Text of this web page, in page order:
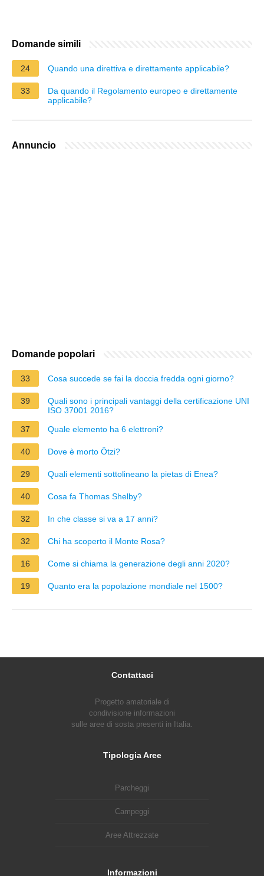
Domande simili
24 Quando una direttiva e direttamente applicabile?
33
Da quando il Regolamento europeo e direttamente
applicabile?
Annuncio
Domande popolari
33 Cosa succede se fai la doccia fredda ogni giorno?
39
Quali sono i principali vantaggi della certificazione UNI
ISO 37001 2016?
37
Quale elemento ha 6 elettroni?
40 Dove è morto Ötzi?
29 Quali elementi sottolineano la pietas di Enea?
40 Cosa fa Thomas Shelby?
32 In che classe si va a 17 anni?
32 Chi ha scoperto il Monte Rosa?
16 Come si chiama la generazione degli anni 2020?
19 Quanto era la popolazione mondiale nel 1500?
Contattaci
Progetto amatoriale di
condivisione informazioni
sulle aree di sosta presenti in Italia.
Tipologia Aree
Parcheggi
Campeggi
Aree Attrezzate
Informazioni